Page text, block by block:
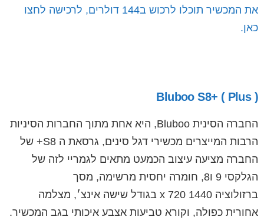
את המכשיר תוכלו לרכוש ב144 דולרים, לרכישה לחצו
כאן.
Bluboo S8+ ( Plus )
החברה הסינית Bluboo, היא אחת מתוך החברות הסיניות
הרבות המייצרים מכשירי דגל סינים, גרסאת ה S8+ של
החברה מציעה עיצוב הכמעט מתאים לגמריי לזה של
הגלקסי 9 ו8, חומרה יחסית מרשימה, מסך
ברזולוציה 1440 x 720 בגודל שישה אינצ׳, מצלמה
אחורית כפולה, וקורא טביעות אצבע איכותי בגב המכשיר.